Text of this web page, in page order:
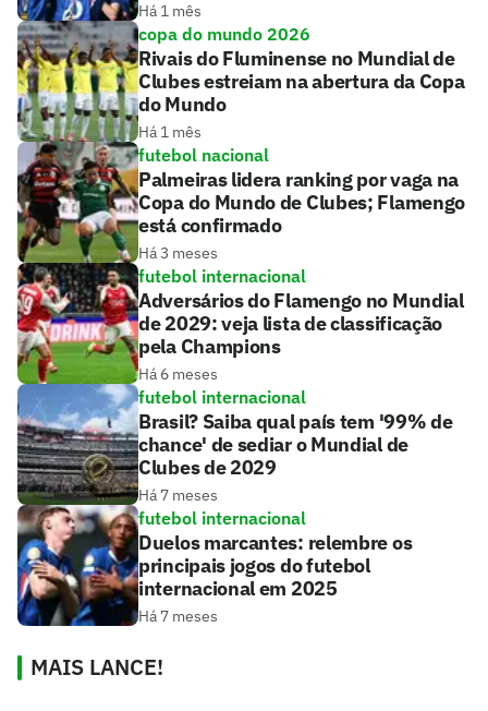
Há 1 mês
copa do mundo 2026
Rivais do Fluminense no Mundial de
Clubes estreiam na abertura da Copa
do Mundo
Há 1 mês
futebol nacional
Palmeiras lidera ranking por vaga na
Copa do Mundo de Clubes; Flamengo
está confirmado
Há 3 meses
futebol internacional
Adversários do Flamengo no Mundial
de 2029: veja lista de classificação
pela Champions
Há 6 meses
futebol internacional
Brasil? Saiba qual país tem '99% de
chance' de sediar o Mundial de
Clubes de 2029
Há 7 meses
futebol internacional
Duelos marcantes: relembre os
principais jogos do futebol
internacional em 2025
Há 7 meses
MAIS LANCE!